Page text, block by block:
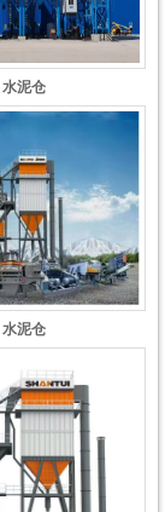
水泥仓
水泥仓